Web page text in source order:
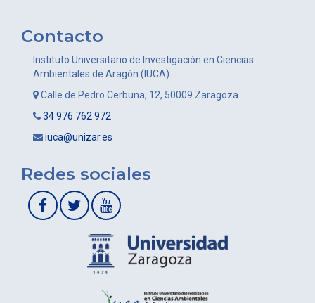
Contacto
Instituto Universitario de Investigación en Ciencias
Ambientales de Aragón (IUCA)
Calle de Pedro Cerbuna, 12, 50009 Zaragoza
34 976 762 972
iuca@unizar.es
Redes sociales